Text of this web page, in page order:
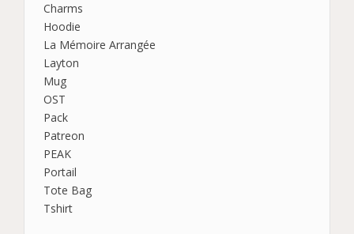
Charms
Hoodie
La Mémoire Arrangée
Layton
Mug
OST
Pack
Patreon
PEAK
Portail
Tote Bag
Tshirt